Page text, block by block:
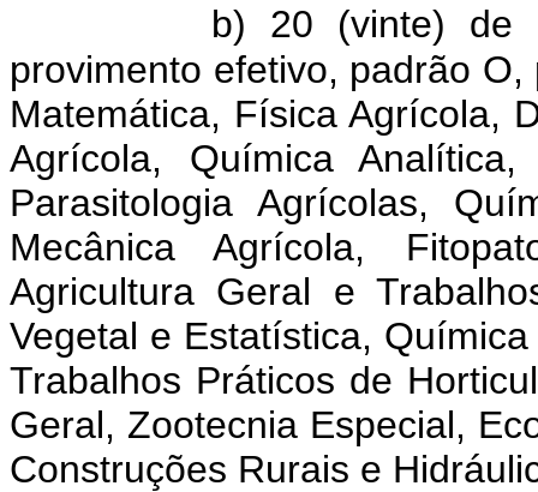
b) 20 (vinte) de
provimento efetivo, padrão
Matemática, Física Agrícola,
Agrícola, Química
Parasitologia Agrícolas,
Mecânica Agrícola,
Agricultura Geral e
Vegetal e Estatística,
Trabalhos Práticos de
Geral, Zootecnia Especial,
Construções Rurais e